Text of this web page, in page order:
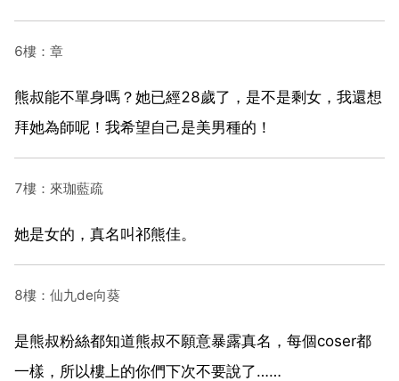
6樓：章
熊叔能不單身嗎？她已經28歲了，是不是剩女，我還想
拜她為師呢！我希望自己是美男種的！
7樓：來珈藍疏
她是女的，真名叫祁熊佳。
8樓：仙九de向葵
是熊叔粉絲都知道熊叔不願意暴露真名，每個coser都
一樣，所以樓上的你們下次不要說了……